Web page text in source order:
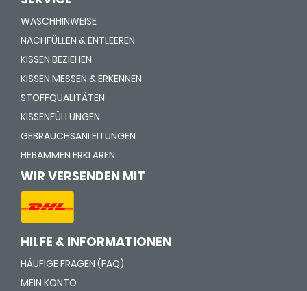
WASCHHINWEISE
NACHFÜLLEN & ENTLEEREN
KISSEN BEZIEHEN
KISSEN MESSEN & ERKENNEN
STOFFQUALITÄTEN
KISSENFÜLLUNGEN
GEBRAUCHSANLEITUNGEN
HEBAMMEN ERKLÄREN
WIR VERSENDEN MIT
HILFE & INFORMATIONEN
HÄUFIGE FRAGEN (FAQ)
MEIN KONTO